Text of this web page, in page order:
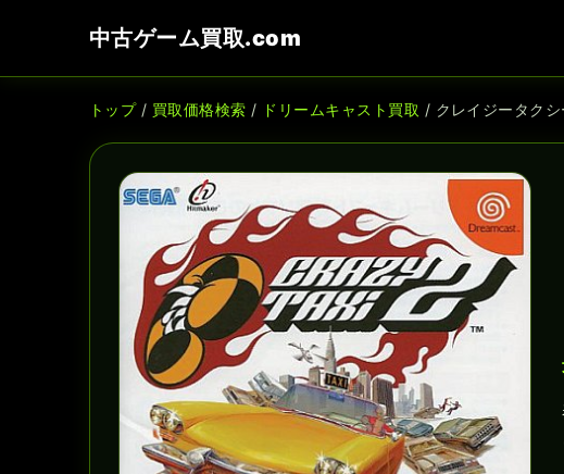
中古ゲーム買取.com
トップ/ 買取価格検索 / ドリームキャスト買取 / クレイジータク